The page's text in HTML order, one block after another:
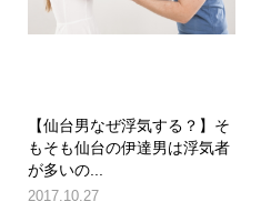
【仙台男なぜ浮気する？】そ
もそも仙台の伊達男は浮気者
が多いの...
2017.10.27